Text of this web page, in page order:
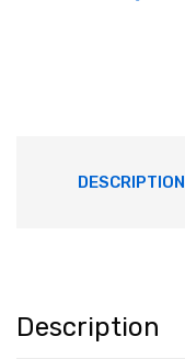
د.م.899,00.DESCRIPTION
Description